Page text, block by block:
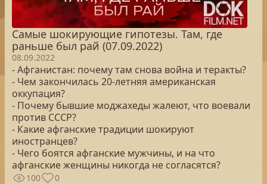
Самые шокирующие гипотезы. Там, где
раньше был рай (07.09.2022)
08.09.2022
- Афганистан: почему там снова война и теракты?
- Чем закончилась 20-летняя американская
оккупация?
- Почему бывшие моджахеды жалеют, что воевали
против СССР?
- Какие афганские традиции шокируют
иностранцев?
- Чего боятся афганские мужчины, и на что
афганские женщины никогда не согласятся?
100 0